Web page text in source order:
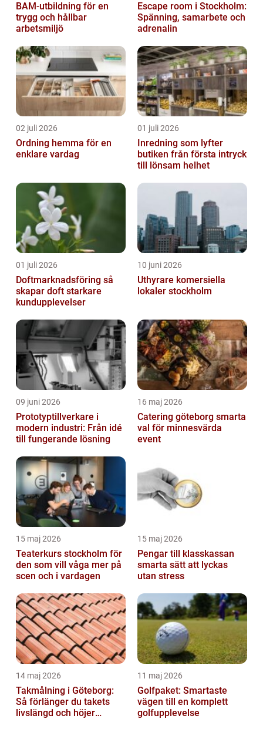
BAM-utbildning för en
trygg och hållbar
arbetsmiljö
Escape room i Stockholm:
Spänning, samarbete och
adrenalin
02 juli 2026
Ordning hemma för en
enklare vardag
01 juli 2026
Inredning som lyfter
butiken från första intryck
till lönsam helhet
01 juli 2026
Doftmarknadsföring så
skapar doft starkare
kundupplevelser
10 juni 2026
Uthyrare komersiella
lokaler stockholm
09 juni 2026
Prototyptillverkare i
modern industri: Från idé
till fungerande lösning
16 maj 2026
Catering göteborg smarta
val för minnesvärda
event
15 maj 2026
Teaterkurs stockholm för
den som vill våga mer på
scen och i vardagen
15 maj 2026
Pengar till klasskassan
smarta sätt att lyckas
utan stress
14 maj 2026
Takmålning i Göteborg:
Så förlänger du takets
livslängd och höjer
11 maj 2026
Golfpaket: Smartaste
vägen till en komplett
golfupplevelse